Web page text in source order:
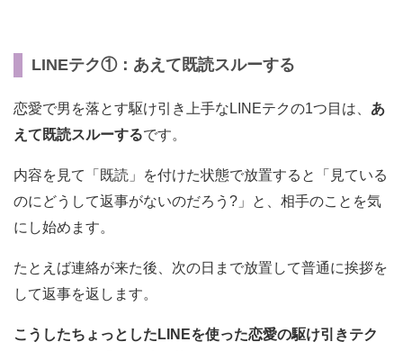
LINEテク①：あえて既読スルーする
恋愛で男を落とす駆け引き上手なLINEテクの1つ目は、 あ
えて既読スルーするです。
内容を見て「既読」を付けた状態で放置すると「見ている
のにどうして返事がないのだろう?」と、相手のことを気
にし始めます。
たとえば連絡が来た後、次の日まで放置して普通に挨拶を
して返事を返します。
こうしたちょっとしたLINEを使った恋愛の駆け引きテク